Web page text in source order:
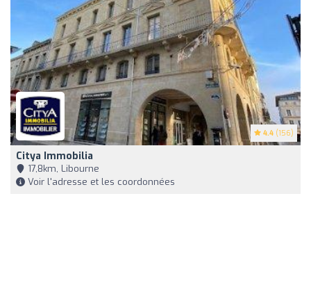
4.4 (156)
Citya Immobilia
17,8km, Libourne
Voir l'adresse et les coordonnées